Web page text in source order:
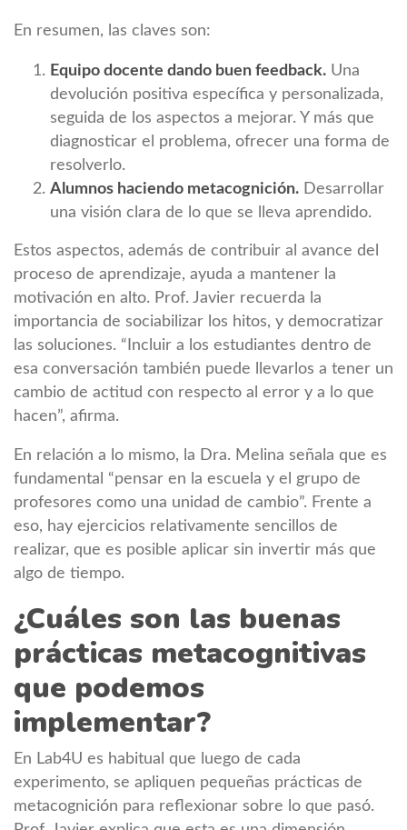
En resumen, las claves son:
Equipo docente dando buen feedback. Una
devolución positiva específica y personalizada,
seguida de los aspectos a mejorar. Y más que
diagnosticar el problema, ofrecer una forma de
resolverlo.
Alumnos haciendo metacognición. Desarrollar
una visión clara de lo que se lleva aprendido.
Estos aspectos, además de contribuir al avance del
proceso de aprendizaje, ayuda a mantener la
motivación en alto. Prof. Javier recuerda la
importancia de sociabilizar los hitos, y democratizar
las soluciones. “Incluir a los estudiantes dentro de
esa conversación también puede llevarlos a tener un
cambio de actitud con respecto al error y a lo que
hacen”, afirma.
En relación a lo mismo, la Dra. Melina señala que es
fundamental “pensar en la escuela y el grupo de
profesores como una unidad de cambio”. Frente a
eso, hay ejercicios relativamente sencillos de
realizar, que es posible aplicar sin invertir más que
algo de tiempo.
¿Cuáles son las buenas
prácticas metacognitivas
que podemos
implementar?
En Lab4U es habitual que luego de cada
experimento, se apliquen pequeñas prácticas de
metacognición para reflexionar sobre lo que pasó.